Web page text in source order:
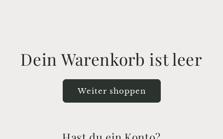
Dein Warenkorb ist leer
Weiter shoppen